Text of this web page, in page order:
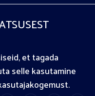
et tagada
selle kasutamine